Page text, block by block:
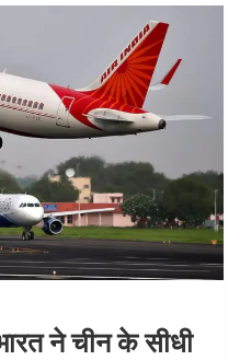
ने चीन के सीधी